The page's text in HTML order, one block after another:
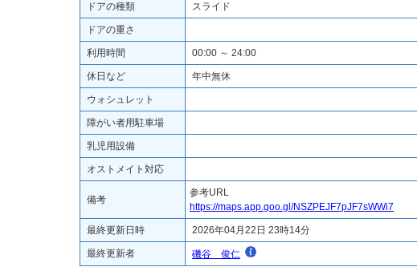
ドアの種類 スライド
ドアの重さ
利用時間 00:00 ～ 24:00
休日など 年中無休
ウォシュレット
障がい者用駐車場
乳児用設備
オストメイト対応
備考
参考URL
https://maps.app.goo.gl/NSZPEJF7pJF7sWWi7
最終更新日時 2026年04月22日 23時14分
最終更新者 磯谷 俊仁